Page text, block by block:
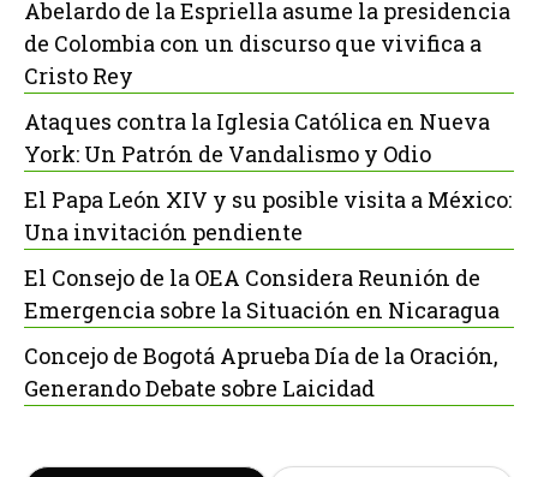
Abelardo de la Espriella asume la presidencia
de Colombia con un discurso que vivifica a
Cristo Rey
Ataques contra la Iglesia Católica en Nueva
York: Un Patrón de Vandalismo y Odio
El Papa León XIV y su posible visita a México:
Una invitación pendiente
El Consejo de la OEA Considera Reunión de
Emergencia sobre la Situación en Nicaragua
Concejo de Bogotá Aprueba Día de la Oración,
Generando Debate sobre Laicidad